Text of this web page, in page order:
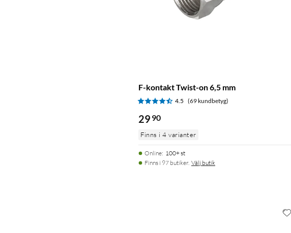
F-kontakt Twist-on 6,5 mm
4.5 (69 kundbetyg)
29 90
Finns i 4 varianter
Online: 100+ st
Finns i 97 butiker. Välj butik